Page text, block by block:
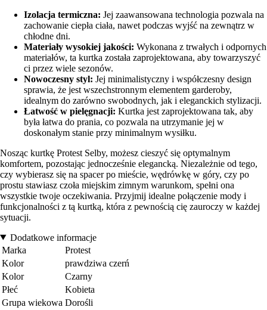
Izolacja termiczna: Jej zaawansowana technologia pozwala na
zachowanie ciepła ciała, nawet podczas wyjść na zewnątrz w
chłodne dni.
Materiały wysokiej jakości: Wykonana z trwałych i odpornych
materiałów, ta kurtka została zaprojektowana, aby towarzyszyć
ci przez wiele sezonów.
Nowoczesny styl: Jej minimalistyczny i współczesny design
sprawia, że jest wszechstronnym elementem garderoby,
idealnym do zarówno swobodnych, jak i eleganckich stylizacji.
Łatwość w pielęgnacji: Kurtka jest zaprojektowana tak, aby
była łatwa do prania, co pozwala na utrzymanie jej w
doskonałym stanie przy minimalnym wysiłku.
Nosząc kurtkę Protest Selby, możesz cieszyć się optymalnym
komfortem, pozostając jednocześnie elegancką. Niezależnie od tego,
czy wybierasz się na spacer po mieście, wędrówkę w góry, czy po
prostu stawiasz czoła miejskim zimnym warunkom, spełni ona
wszystkie twoje oczekiwania. Przyjmij idealne połączenie mody i
funkcjonalności z tą kurtką, która z pewnością cię zauroczy w każdej
sytuacji.
Dodatkowe informacje
Marka
Protest
Kolor
prawdziwa czerń
Kolor
Czarny
Płeć
Kobieta
Grupa wiekowa Dorośli